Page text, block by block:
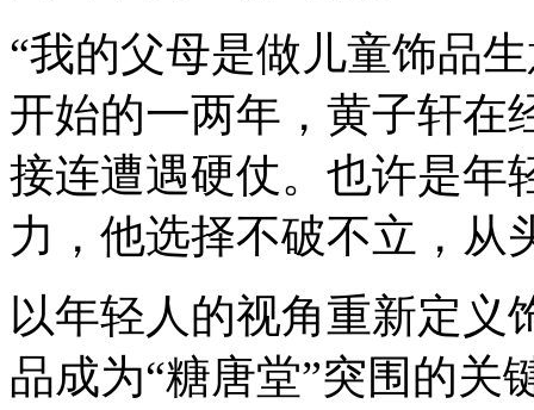
“我的父母是做儿童饰品
开始的一两年，黄子轩在
接连遭遇硬仗。也许是年
力，他选择不破不立，从
以年轻人的视角重新定义
品成为“糖唐堂”突围的关